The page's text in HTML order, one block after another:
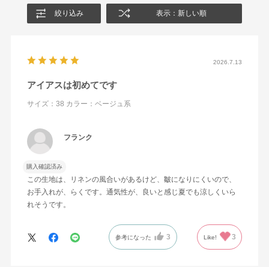
絞り込み 表示：新しい順
2026.7.13
アイアスは初めてです
サイズ：38 カラー：ベージュ系
フランク
購入確認済み
この生地は、リネンの風合いがあるけど、皺になりにくいので、
お手入れが、らくです。通気性が、良いと感じ夏でも涼しくいら
れそうです。
参考になった 3 Like! 3